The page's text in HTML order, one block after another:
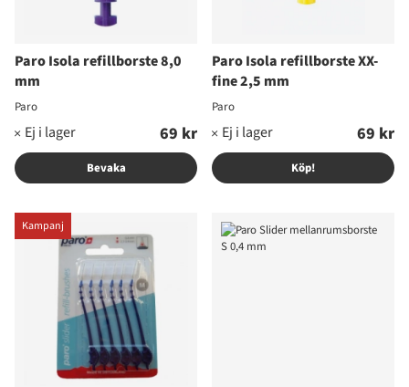
Paro Isola refillborste 8,0
mm
Paro
69 kr
Bevaka
Paro Isola refillborste XX-
fine 2,5 mm
Paro
69 kr
Köp!
Kampanj